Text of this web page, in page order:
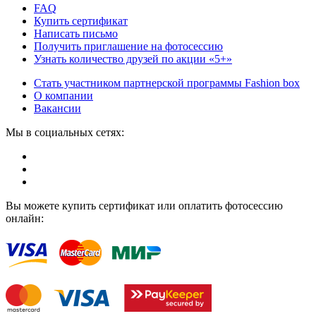
FAQ
Купить сертификат
Написать письмо
Получить приглашение на фотосессию
Узнать количество друзей по акции «5+»
Стать участником партнерской программы Fashion box
О компании
Вакансии
Мы в социальных сетях:
Вы можете купить сертификат или оплатить фотосессию
онлайн: